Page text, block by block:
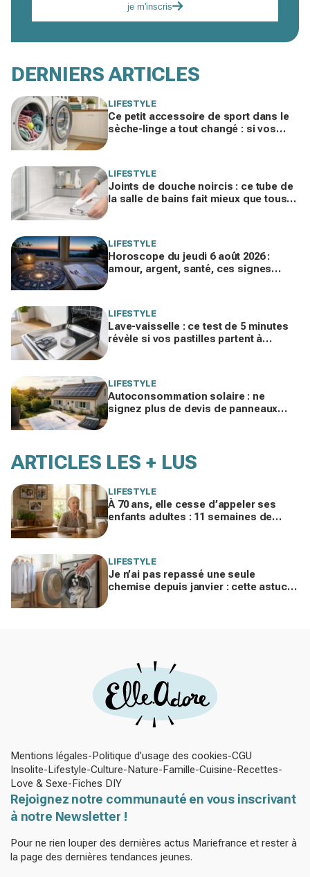
je m'inscris
DERNIERS ARTICLES
LIFESTYLE
Ce petit accessoire de sport dans le
sèche-linge a tout changé : si vos
LIFESTYLE
Joints de douche noircis : ce tube de
la salle de bains fait mieux que tous
LIFESTYLE
Horoscope du jeudi 6 août 2026 :
amour, argent, santé, ces signes
LIFESTYLE
Lave-vaisselle : ce test de 5 minutes
révèle si vos pastilles partent à
LIFESTYLE
Autoconsommation solaire : ne
signez plus de devis de panneaux
ARTICLES LES + LUS
LIFESTYLE
À 70 ans, elle cesse d’appeler ses
enfants adultes : 11 semaines de
LIFESTYLE
Je n’ai pas repassé une seule
chemise depuis janvier : cette astuce
Mentions légales Politique d’usage des cookies CGU
Insolite Lifestyle Culture Nature Famille Cuisine Recettes
Love & Sexe Fiches DIY
Rejoignez notre communauté en vous inscrivant
à notre Newsletter !
Pour ne rien louper des dernières actus Mariefrance et rester à
la page des dernières tendances jeunes.